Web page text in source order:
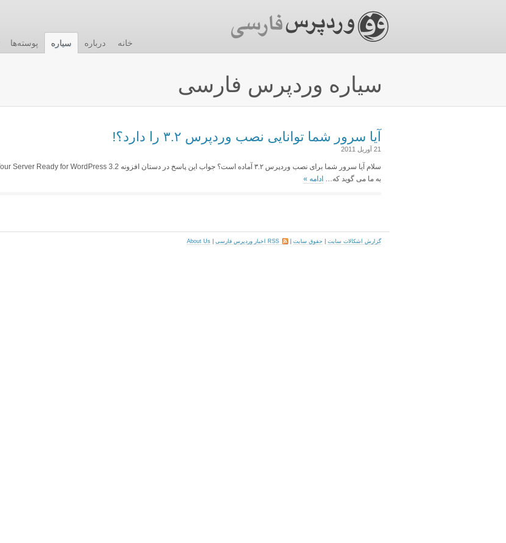
پوسته‌ها سیاره درباره خانه
سیاره وردپرس فارسی
آیا سرور شما توانایی نصب وردپرس ۳.۲ را دارد؟!
21 آوریل 2011
به ما می گوید که… ادامه »
گزارش اشکالات سایت حقوق سایت RSS اخبار وردپرس فارسی About Us